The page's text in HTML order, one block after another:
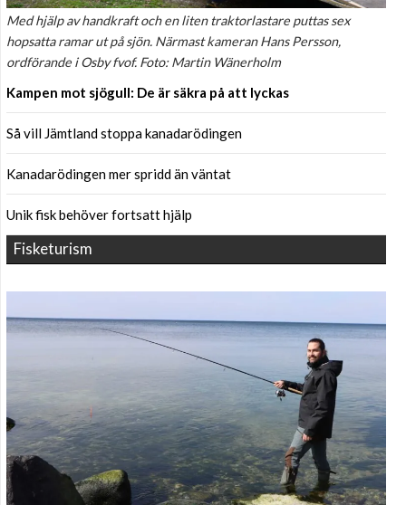
Med hjälp av handkraft och en liten traktorlastare puttas sex
hopsatta ramar ut på sjön. Närmast kameran Hans Persson,
ordförande i Osby fvof. Foto: Martin Wänerholm
Kampen mot sjögull: De är säkra på att lyckas
Så vill Jämtland stoppa kanadarödingen
Kanadarödingen mer spridd än väntat
Unik fisk behöver fortsatt hjälp
Fisketurism